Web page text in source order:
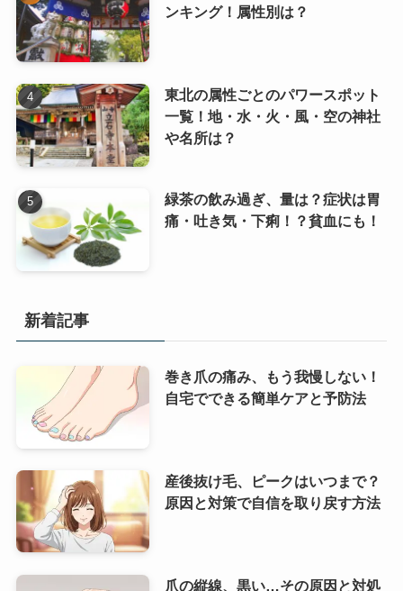
ンキング！属性別は？
東北の属性ごとのパワースポット
一覧！地・水・火・風・空の神社
や名所は？
緑茶の飲み過ぎ、量は？症状は胃
痛・吐き気・下痢！？貧血にも！
新着記事
巻き爪の痛み、もう我慢しない！
自宅でできる簡単ケアと予防法
産後抜け毛、ピークはいつまで？
原因と対策で自信を取り戻す方法
爪の縦線、黒い…その原因と対処